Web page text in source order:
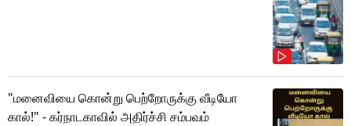
"மனைவியை கொன்று பெற்றோருக்கு வீடியோ
கால்!" - கர்நாடகாவில் அதிர்ச்சி சம்பவம்